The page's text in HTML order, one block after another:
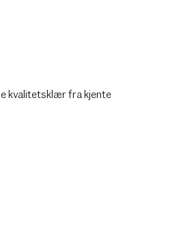
kvalitetsklær fra kjente